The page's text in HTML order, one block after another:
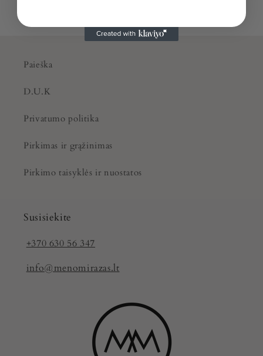
Paieška
D.U.K
Privatumo politika
Pirkimas ir grąžinimas
Pirkimo taisyklės ir nuostatos
Susisiekite
+370 630 56 347
info@menomirazas.lt